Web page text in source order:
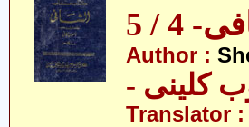
4 / 5
Author :
کلینی
Translator :